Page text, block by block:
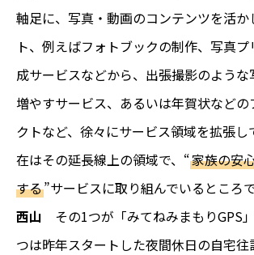
軸足に、写真・動画のコンテンツを活か
ト、例えばフォトブックの制作、写真
成サービスなどから、出張撮影のような
増やすサービス、あるいは年賀状など
クトなど、徐々にサービス領域を拡張し
在はその延長線上の領域で、“家族の安
する”サービスに取り組んでいるところで
西山 その1つが「みてねみまもりGPS
つは昨年スタートした夜間休日の自宅